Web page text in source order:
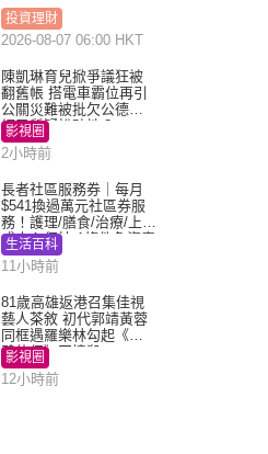
投資理財
2026-08-07 06:00 HKT
陳凱琳育兒掀爭議狂被
翻舊帳 搭電車霸位再引
公關災難被批欠公德心
網民質疑扮貼地？
影視圈
2小時前
長者社區服務券｜每月
$541換過萬元社區券服
務！護理/膳食/治療/上門
或中心任揀 1條件免資產
審查（附申請資格及教
學）
生活百科
11小時前
81歲高雄返港召集佳視
藝人茶敘 初代郭靖黃蓉
同框遇羅樂林勾起《神
鵰俠侶》回憶殺
影視圈
12小時前